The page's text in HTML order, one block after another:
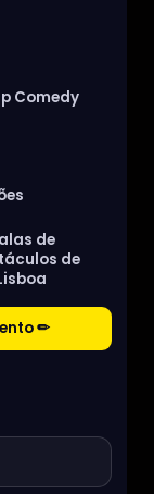
Comedy
de
de
✏